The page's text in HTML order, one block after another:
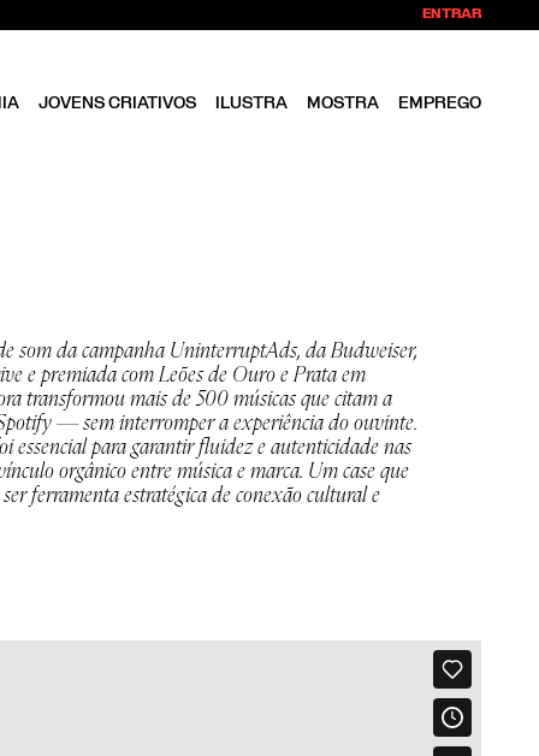
ENTRAR
JOVENS CRIATIVOS ILUSTRA MOSTRA EMPREGO
som da campanha UninterruptAds, da Budweiser,
e premiada com Leões de Ouro e Prata em
transformou mais de 500 músicas que citam a
— sem interromper a experiência do ouvinte.
essencial para garantir fluidez e autenticidade nas
orgânico entre música e marca. Um case que
ferramenta estratégica de conexão cultural e